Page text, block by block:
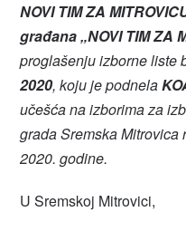
NOVI TIM ZA
građana „NOVI TIM ZA
proglašenju izborne liste
2020, koju je podnela
učešća na izborima za
grada Sremska
2020. godine.
U Sremskoj Mitrovici,